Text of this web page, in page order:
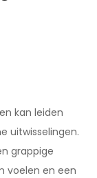
kan leiden
uitwisselingen.
grappige
voelen en een